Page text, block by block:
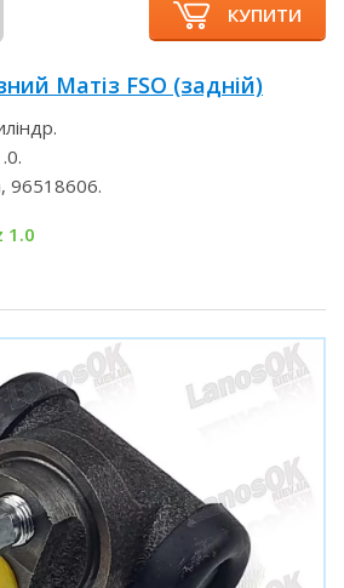
КУПИТИ
Матіз FSO (задній)
96518606.
1.0